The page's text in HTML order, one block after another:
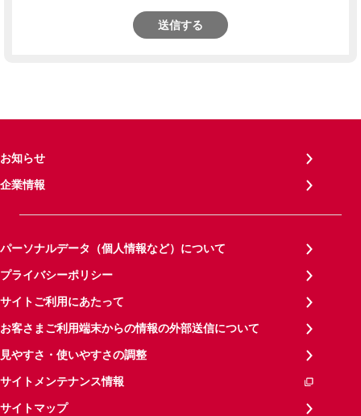
送信する
お知らせ
企業情報
パーソナルデータ（個人情報など）について
プライバシーポリシー
サイトご利用にあたって
お客さまご利用端末からの情報の外部送信について
見やすさ・使いやすさの調整
サイトメンテナンス情報
サイトマップ